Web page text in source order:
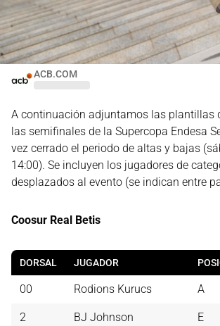
ACB.COM
A continuación adjuntamos las plantillas
las semifinales de la Supercopa Endesa
vez cerrado el periodo de altas y bajas
14:00). Se incluyen los jugadores de
desplazados al evento (se indican entre
Coosur Real Betis
DORSAL JUGADOR
00 Rodions Kurucs A
2 BJ Johnson E